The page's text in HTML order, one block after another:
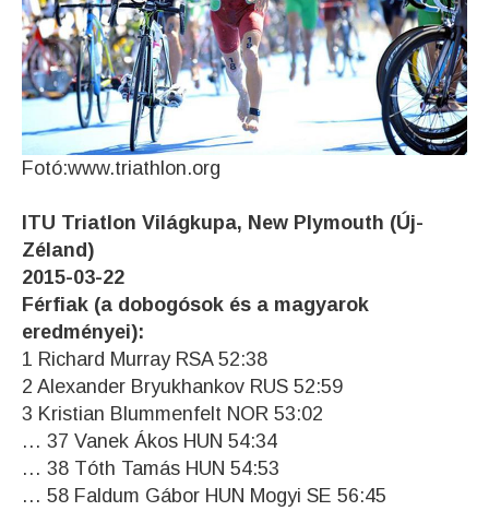
Fotó:www.triathlon.org
ITU Triatlon Világkupa, New Plymouth (Új-
Zéland)
2015-03-22
Férfiak (a dobogósok és a magyarok
eredményei):
1 Richard Murray RSA 52:38
2 Alexander Bryukhankov RUS 52:59
3 Kristian Blummenfelt NOR 53:02
… 37 Vanek Ákos HUN 54:34
… 38 Tóth Tamás HUN 54:53
… 58 Faldum Gábor HUN Mogyi SE 56:45